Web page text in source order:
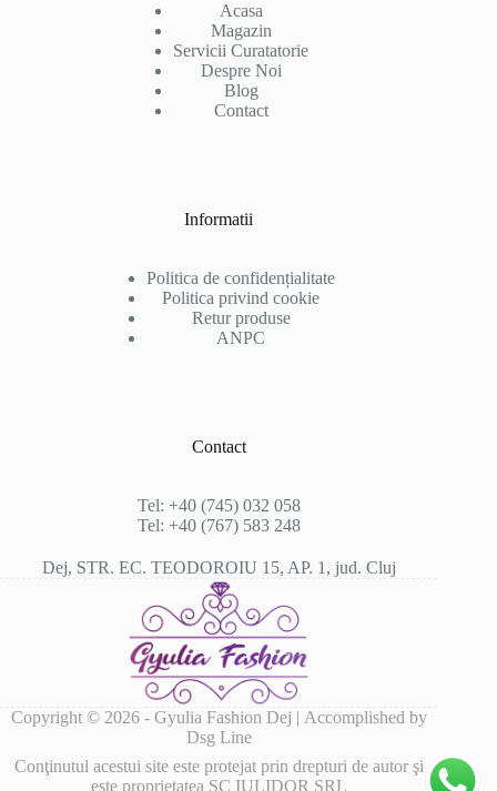
Acasa
Magazin
Servicii Curatatorie
Despre Noi
Blog
Contact
Informatii
Politica de confidențialitate
Politica privind cookie
Retur produse
ANPC
Contact
Tel: +40 (745) 032 058
Tel: +40 (767) 583 248
Dej, STR. EC. TEODOROIU 15, AP. 1, jud. Cluj
Copyright © 2026 - Gyulia Fashion Dej | Accomplished by
Dsg Line
Conţinutul acestui site este protejat prin drepturi de autor şi
este proprietatea SC IULIDOR SRL